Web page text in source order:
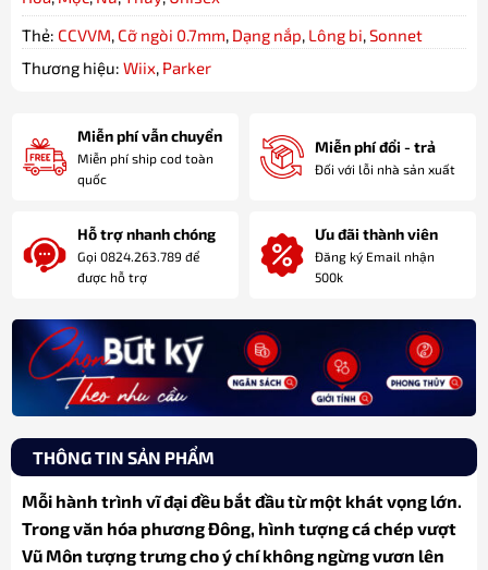
Thẻ: CCVVM, Cỡ ngòi 0.7mm, Dạng nắp, Lông bi,Sonnet
Thương hiệu: Wiix, Parker
Miễn phí vẫn chuyển
Miễn phí ship cod toàn
quốc
Miễn phí đổi - trả
Đối với lỗi nhà sản xuất
Hỗ trợ nhanh chóng
Gọi 0824.263.789 để
được hỗ trợ
Ưu đãi thành viên
Đăng ký Email nhận
500k
THÔNG TIN SẢN PHẨM
Mỗi hành trình vĩ đại đều bắt đầu từ một khát vọng lớn.
Trong văn hóa phương Đông, hình tượng cá chép vượt
Vũ Môn tượng trưng cho ý chí không ngừng vươn lên